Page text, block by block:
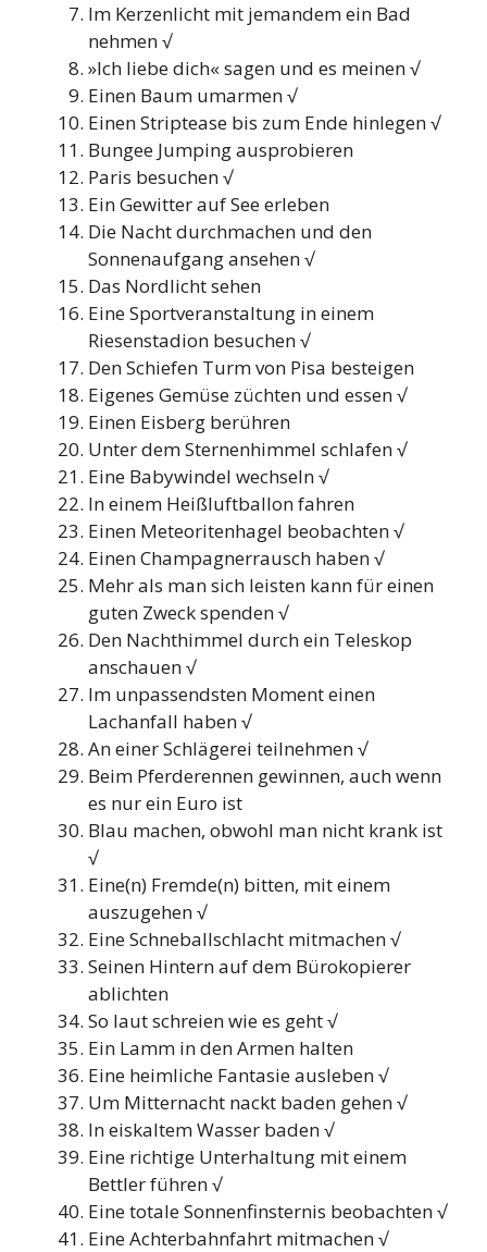
Im Kerzenlicht mit jemandem ein Bad
nehmen √
»Ich liebe dich« sagen und es meinen √
Einen Baum umarmen √
Einen Striptease bis zum Ende hinlegen √
Bungee Jumping ausprobieren
Paris besuchen √
Ein Gewitter auf See erleben
Die Nacht durchmachen und den
Sonnenaufgang ansehen √
Das Nordlicht sehen
Eine Sportveranstaltung in einem
Riesenstadion besuchen √
Den Schiefen Turm von Pisa besteigen
Eigenes Gemüse züchten und essen √
Einen Eisberg berühren
Unter dem Sternenhimmel schlafen √
Eine Babywindel wechseln √
In einem Heißluftballon fahren
Einen Meteoritenhagel beobachten √
Einen Champagnerrausch haben √
Mehr als man sich leisten kann für einen
guten Zweck spenden √
Den Nachthimmel durch ein Teleskop
anschauen √
Im unpassendsten Moment einen
Lachanfall haben √
An einer Schlägerei teilnehmen √
Beim Pferderennen gewinnen, auch wenn
es nur ein Euro ist
Blau machen, obwohl man nicht krank ist
√
Eine(n) Fremde(n) bitten, mit einem
auszugehen √
Eine Schneballschlacht mitmachen √
Seinen Hintern auf dem Bürokopierer
ablichten
So laut schreien wie es geht √
Ein Lamm in den Armen halten
Eine heimliche Fantasie ausleben √
Um Mitternacht nackt baden gehen √
In eiskaltem Wasser baden √
Eine richtige Unterhaltung mit einem
Bettler führen √
Eine totale Sonnenfinsternis beobachten √
Eine Achterbahnfahrt mitmachen √